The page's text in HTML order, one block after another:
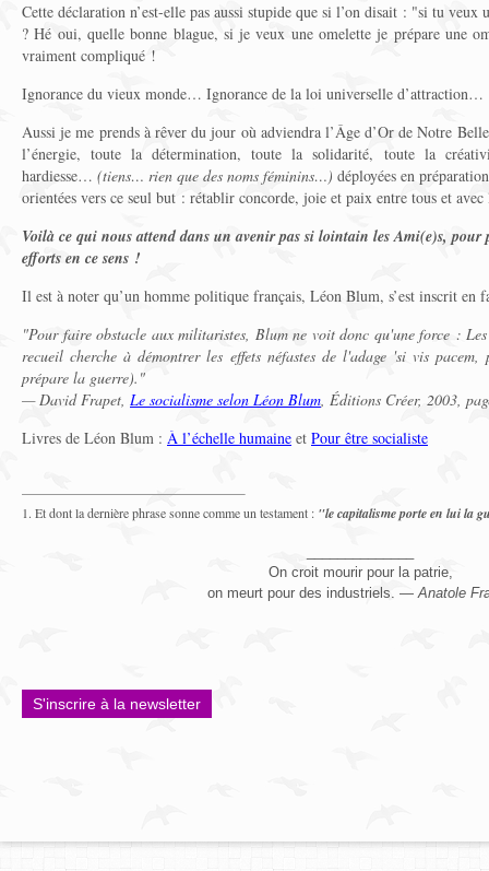
Cette déclaration n’est-elle pas aussi stupide que si l’on disait : "si tu veux
? Hé oui, quelle bonne blague, si je veux une omelette je prépare une
vraiment compliqué !
Ignorance du vieux monde… Ignorance de la loi universelle d’attraction…
Aussi je me prends à rêver du jour où adviendra l’Âge d’Or de Notre
l’énergie, toute la détermination, toute la solidarité, toute la
hardiesse… (tiens… rien que des noms féminins…) déployées en
orientées vers ce seul but : rétablir concorde, joie et paix entre tous et
Voilà ce qui nous attend dans un avenir pas si lointain les Ami(e)s, pour
efforts en ce sens !
Il est à noter qu’un homme politique français, Léon Blum, s’est inscrit en
"Pour faire obstacle aux militaristes, Blum ne voit donc qu'une force :
recueil cherche à démontrer les effets néfastes de l'adage 'si vis
prépare la guerre)."
— David Frapet, Le socialisme selon Léon Blum, Éditions Créer, 2003,
Livres de Léon Blum : À l’échelle humaine et Pour être socialiste
1. Et dont la dernière phrase sonne comme un testament : "le capitalisme porte en lui la
On croit mourir pour la patrie,
on meurt pour des industriels. —Anatole
S'inscrire à la newsletter